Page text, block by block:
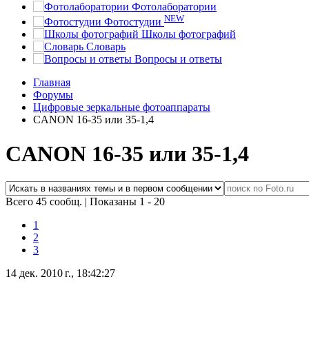
Фотолаборатории
Фотостудии NEW
Школы фотографий
Словарь
Вопросы и ответы
Главная
Форумы
Цифровые зеркальные фотоаппараты
CANON 16-35 или 35-1,4
CANON 16-35 или 35-1,4
Всего 45 сообщ. | Показаны 1 - 20
1
2
3
14 дек. 2010 г., 18:42:27